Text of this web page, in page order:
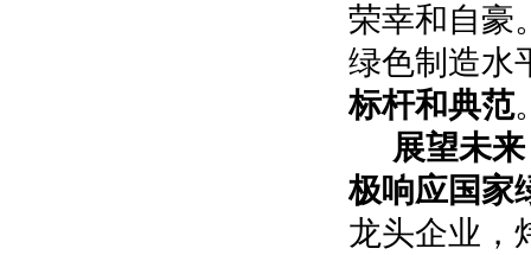
荣幸和自豪
绿色制造水
标杆和典范
展望未来
极响应国家
龙头企业，